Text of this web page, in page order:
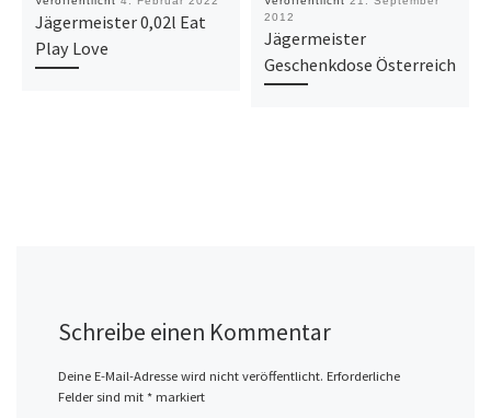
Jägermeister 0,02l Eat
Play Love
2012
Jägermeister
Geschenkdose Österreich
Schreibe einen Kommentar
Deine E-Mail-Adresse wird nicht veröffentlicht. Erforderliche
Felder sind mit *markiert